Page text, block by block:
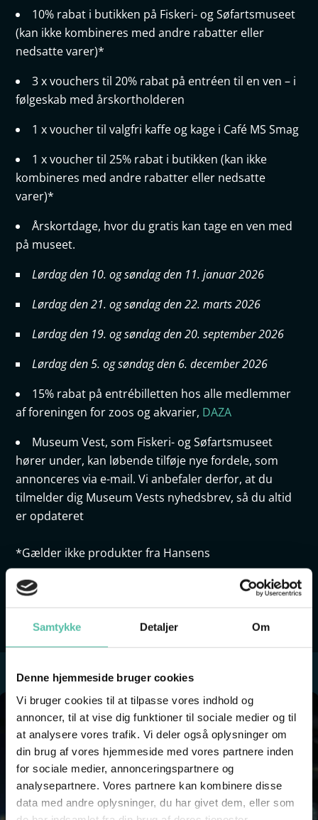
Samtykke Detaljer Om
Denne hjemmeside bruger cookies
Vi bruger cookies til at tilpasse vores indhold og
annoncer, til at vise dig funktioner til sociale medier og til
at analysere vores trafik. Vi deler også oplysninger om
din brug af vores hjemmeside med vores partnere inden
for sociale medier, annonceringspartnere og
analysepartnere. Vores partnere kan kombinere disse
data med andre oplysninger, du har givet dem, eller som
10% rabat i butikken på Fiskeri- og Søfartsmuseet
(kan ikke kombineres med andre rabatter eller
nedsatte varer)*
3 x vouchers til 20% rabat på entréen til en ven – i
følgeskab med årskortholderen
1 x voucher til valgfri kaffe og kage i Café MS Smag
1 x voucher til 25% rabat i butikken (kan ikke
kombineres med andre rabatter eller nedsatte
varer)*
Årskortdage, hvor du gratis kan tage en ven med
på museet.
Lørdag den 10. og søndag den 11. januar 2026
Lørdag den 21. og søndag den 22. marts 2026
Lørdag den 19. og søndag den 20. september 2026
Lørdag den 5. og søndag den 6. december 2026
15% rabat på entrébilletten hos alle medlemmer
af foreningen for zoos og akvarier, DAZA
Museum Vest, som Fiskeri- og Søfartsmuseet
hører under, kan løbende tilføje nye fordele, som
annonceres via e-mail. Vi anbefaler derfor, at du
tilmelder dig Museum Vests nyhedsbrev, så du altid
er opdateret
*Gælder ikke produkter fra Hansens